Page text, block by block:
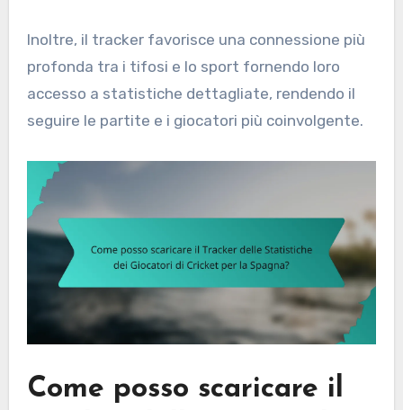
Inoltre, il tracker favorisce una connessione più
profonda tra i tifosi e lo sport fornendo loro
accesso a statistiche dettagliate, rendendo il
seguire le partite e i giocatori più coinvolgente.
Come posso scaricare il